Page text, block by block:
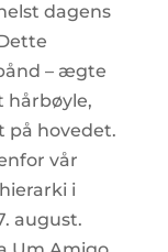
dagens
– ægte
hårbøyle,
på hovedet.
vår
i
august.